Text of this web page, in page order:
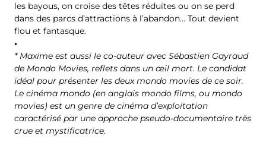
les bayous, on croise des têtes réduites ou on se perd
dans des parcs d’attractions à l’abandon… Tout devient
flou et fantasque.
•
* Maxime est aussi le co-auteur avec Sébastien Gayraud
de Mondo Movies, reflets dans un œil mort. Le candidat
idéal pour présenter les deux mondo movies de ce soir.
Le cinéma mondo (en anglais mondo films, ou mondo
movies) est un genre de cinéma d’exploitation
caractérisé par une approche pseudo-documentaire très
crue et mystificatrice.